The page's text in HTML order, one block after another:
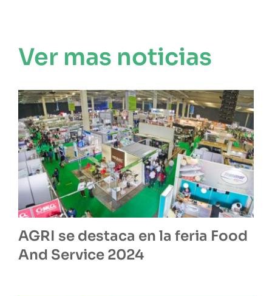
Ver mas noticias
AGRI se destaca en la feria Food
And Service 2024